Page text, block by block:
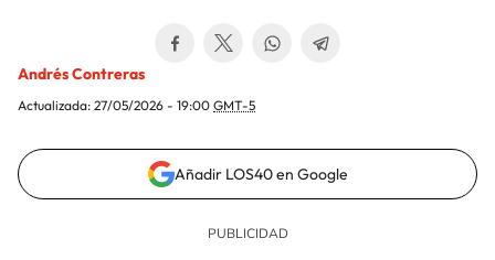
Andrés Contreras
Actualizada: 27/05/2026 - 19:00 GMT-5
Añadir LOS40 en Google